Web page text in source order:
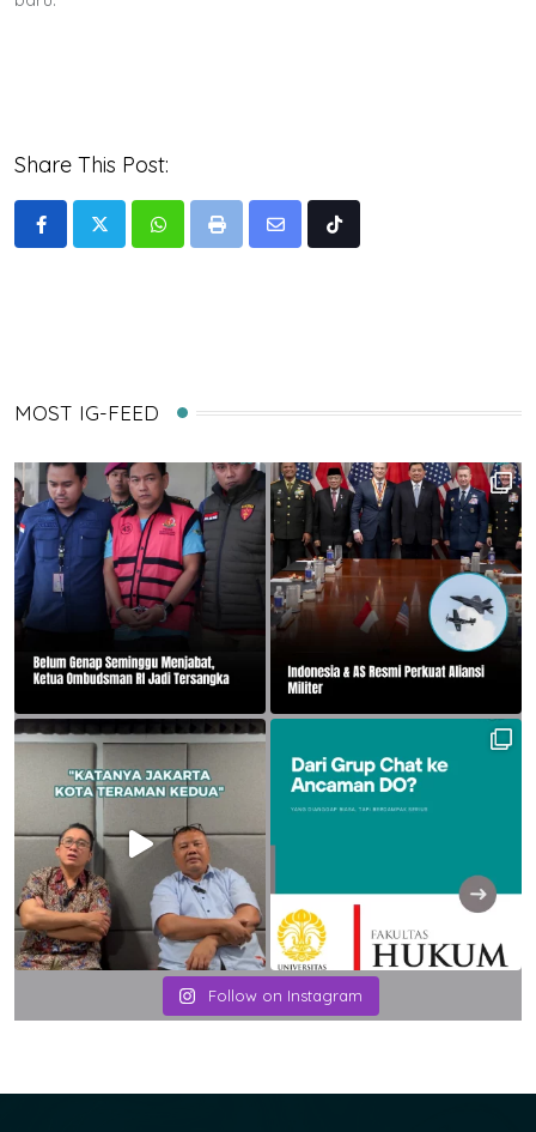
Share This Post:
WhatsappPrint
Share
Tiktok
MOST IG-FEED
Follow on Instagram